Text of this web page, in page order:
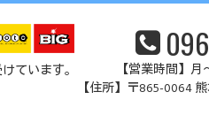
ています。
【営業時間】
【住所】〒865-0064